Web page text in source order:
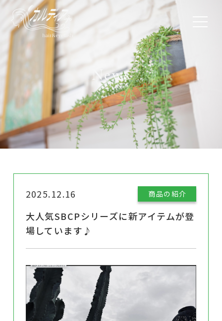
News
2025.12.16 商品の紹介
大人気SBCPシリーズに新アイテムが登
場しています♪